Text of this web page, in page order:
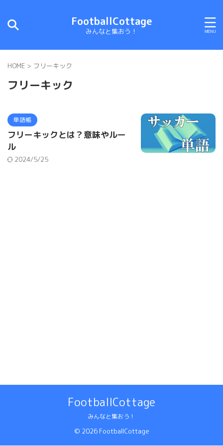
FootballCottage
みんなと集おう！
HOME > フリーキック
フリーキック
単語帳
フリーキックとは？意味やルー
ル
2024/5/25
FootballCottage
みんなと集おう！
© 2026 FootballCottage